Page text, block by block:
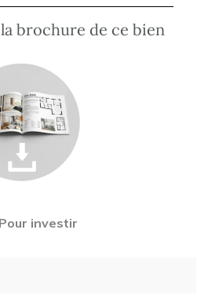
brochure de ce bien
Pour investir